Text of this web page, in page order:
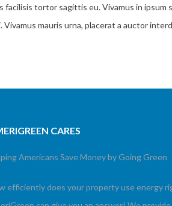
facilisis tortor sagittis eu. Vivamus in ipsum
Vivamus mauris urna, placerat a auctor
CARES
Americans Save Money by Going Green
efficiently does your property use energy